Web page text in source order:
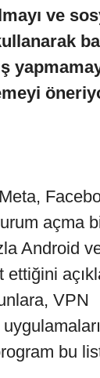
ve
açma
Android
ettiğini
VPN
bu